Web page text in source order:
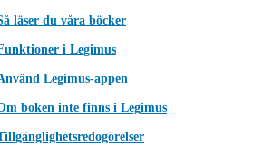
läser du våra böcker
i Legimus
Legimus-appen
boken inte finns i Legimus